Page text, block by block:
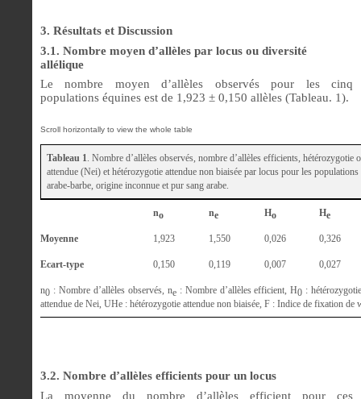
3. Résultats et Discussion
3.1. Nombre moyen d’allèles par locus ou diversité
allélique
Le nombre moyen d’allèles observés pour les cinq
populations équines est de 1,923 ± 0,150 allèles (Tableau. 1).
Tableau 1. Nombre d’allèles observés, nombre d’allèles efficients, hétérozygotie
attendue (Nei) et hétérozygotie attendue non biaisée par locus pour les
arabe-barbe, origine inconnue et pur sang arabe.
no ne Ho He
Moyenne 1,923 1,550 0,026 0,326
Ecart-type 0,150 0,119 0,007 0,027
n0 : Nombre d’allèles observés, ne: Nombre d’allèles efficient, H0 :
attendue de Nei, UHe : hétérozygotie attendue non biaisée, F : Indice de fixation de
3.2. Nombre d’allèles efficients pour un locus
La moyenne du nombre d’allèles efficient pour ces